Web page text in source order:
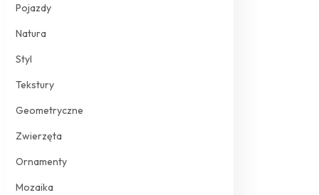
Pojazdy
Natura
Styl
Tekstury
Geometryczne
Zwierzęta
Ornamenty
Mozaika